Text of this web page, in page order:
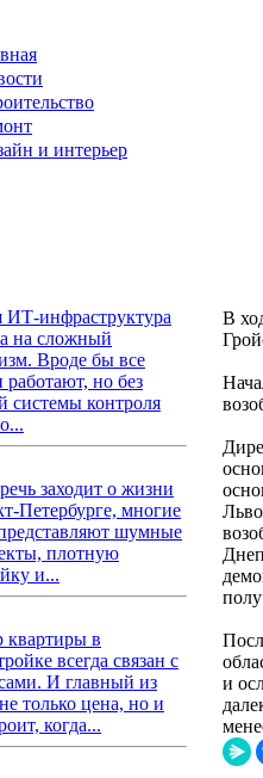
и интерьер
инфраструктура
на сложный
Вроде бы все
работают, но без
системы контроля
заходит о жизни
Петербурге, многие
шумные
плотную
и...
квартиры в
всегда связан с
И главный из
только цена, но и
когда...
В
и